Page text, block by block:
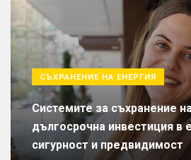
СЪХРАНЕНИЕ НА ЕНЕРГИЯ
Системите за съхранение
дългосрочна инвестиция в
сигурност и предвидимост